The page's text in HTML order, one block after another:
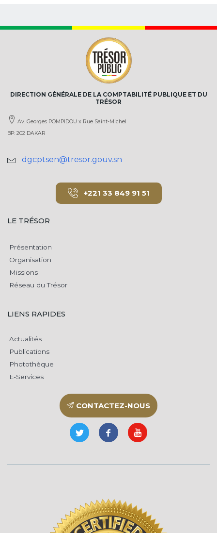
DIRECTION GÉNÉRALE DE LA COMPTABILITÉ PUBLIQUE ET DU
TRÉSOR
Av. Georges POMPIDOU x Rue Saint-Michel
BP: 202 DAKAR
dgcptsen@tresor.gouv.sn
+221 33 849 91 51
LE TRÉSOR
Présentation
Organisation
Missions
Réseau du Trésor
LIENS RAPIDES
Actualités
Publications
Photothèque
E-Services
CONTACTEZ-NOUS